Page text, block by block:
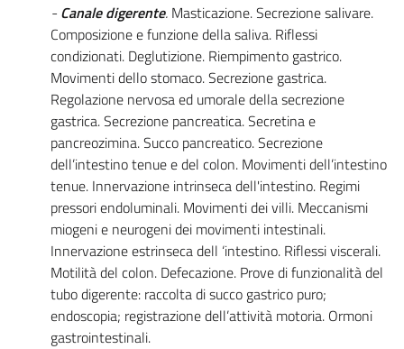
- Canale digerente. Masticazione. Secrezione salivare.
Composizione e funzione della saliva. Riflessi
condizionati. Deglutizione. Riempimento gastrico.
Movimenti dello stomaco. Secrezione gastrica.
Regolazione nervosa ed umorale della secrezione
gastrica. Secrezione pancreatica. Secretina e
pancreozimina. Succo pancreatico. Secrezione
dell’intestino tenue e del colon. Movimenti dell’intestino
tenue. Innervazione intrinseca dell'intestino. Regimi
pressori endoluminali. Movimenti dei villi. Meccanismi
miogeni e neurogeni dei movimenti intestinali.
Innervazione estrinseca dell ‘intestino. Riflessi viscerali.
Motilità del colon. Defecazione. Prove di funzionalità del
tubo digerente: raccolta di succo gastrico puro;
endoscopia; registrazione dell’attività motoria. Ormoni
gastrointestinali.